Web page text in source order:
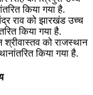
किया गया है.
राव को झारखंड उच्च
किया गया है.
श्रीवास्तव को राजस्थान
किया गया है.